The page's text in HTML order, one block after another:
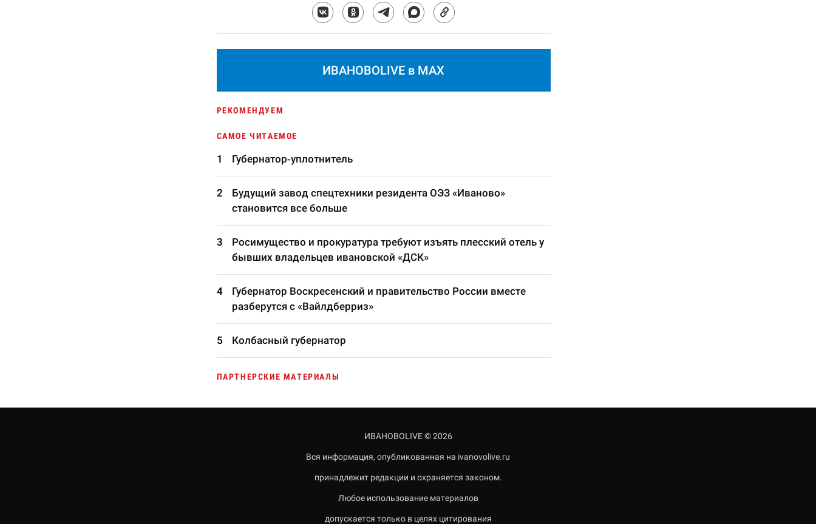
ИВАНОВОLIVE в MAX
РЕКОМЕНДУЕМ
САМОЕ ЧИТАЕМОЕ
Губернатор-уплотнитель
Будущий завод спецтехники резидента ОЭЗ «Иваново»
становится все больше
Росимущество и прокуратура требуют изъять плесский отель у
бывших владельцев ивановской «ДСК»
Губернатор Воскресенский и правительство России вместе
разберутся с «Вайлдберриз»
Колбасный губернатор
ПАРТНЕРСКИЕ МАТЕРИАЛЫ
ИВАНОВОLIVE © 2026
Вся информация, опубликованная на ivanovolive.ru
принадлежит редакции и охраняется законом.
Любое использование материалов
допускается только в целях цитирования